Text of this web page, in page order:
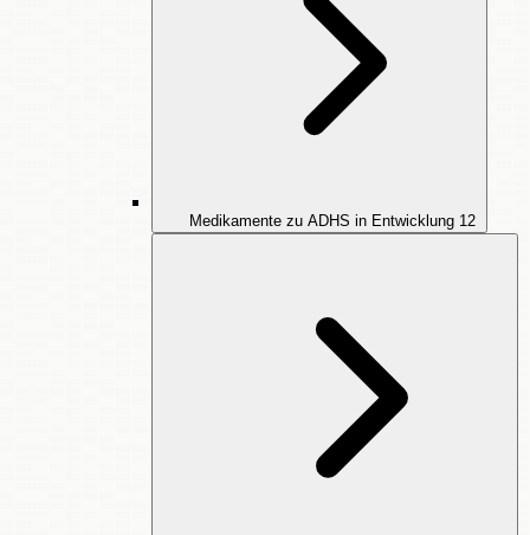
Medikamente zu ADHS in Entwicklung 12